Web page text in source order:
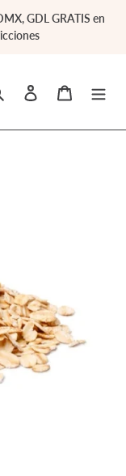
GDL GRATIS en
Buscar Ingresar Carrito